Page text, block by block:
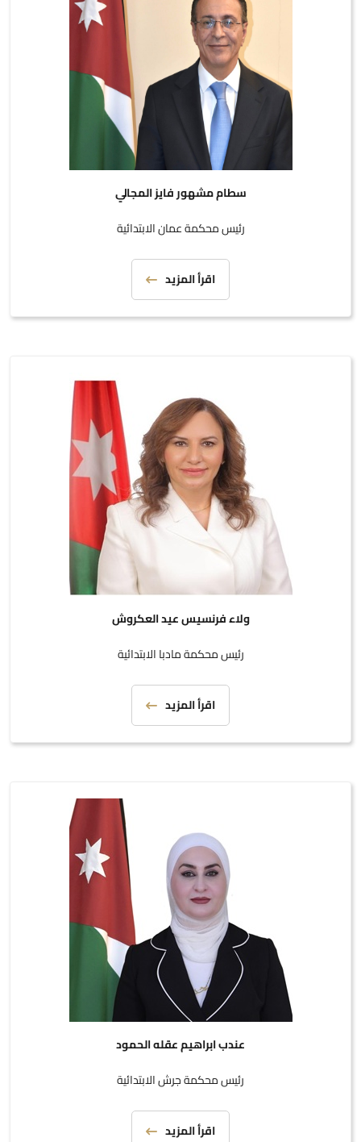
عندب ابراهيم عقله الحمود
رئيس محكمة جرش الابتدائية
اقرأ المزيد
ولاء فرنسيس عيد العكروش
رئيس محكمة مادبا الابتدائية
اقرأ المزيد
سطام مشهور فايز المجالي
رئيس محكمة عمان الابتدائية
اقرأ المزيد